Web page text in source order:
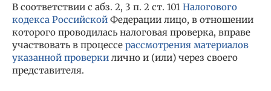
В соответствии с абз. 2, 3 п. 2 ст. 101 Налогового
кодекса Российской Федерации лицо, в отношении
которого проводилась налоговая проверка, вправе
участвовать в процессе рассмотрения материалов
указанной проверки лично и (или) через своего
представителя.